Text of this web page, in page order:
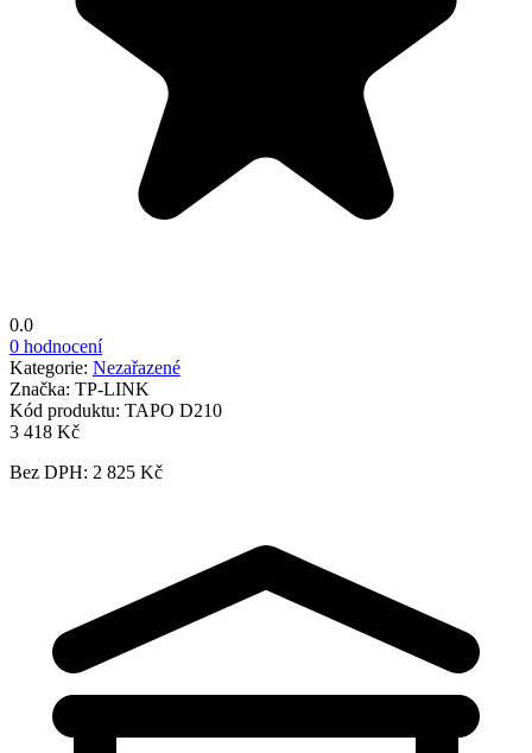
0.0
0 hodnocení
Kategorie: Nezařazené
Značka: TP-LINK
Kód produktu: TAPO D210
3 418 Kč
Bez DPH: 2 825 Kč